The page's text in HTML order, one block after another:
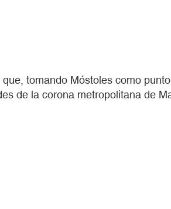
tomando Móstoles como
de la corona metropolitana de